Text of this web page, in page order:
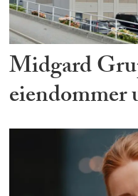
Midgard
eiendommer